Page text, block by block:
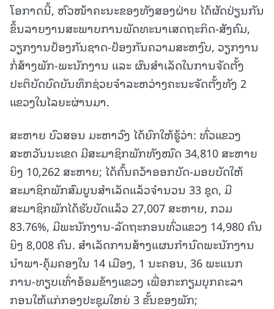
ໂອກາດນີ້, ຫົວໜ້າຄະນະຂອງທັງສອງຝ່າຍ ໄດ້ຜັດປ່ຽນກັນ
ຂຶ້ນລາຍງານສະພາບການພັດທະນາເສດຖະກິດ-ສັງຄົມ,
ວຽກງານປ້ອງກັນຊາດ-ປ້ອງກັນຄວາມສະຫງົບ, ວຽກງານ
ກໍ່ສ້າງພັກ-ພະນັກງານ ແລະ ຜົນສຳເລັດໃນການຈັດຕັ້ງ
ປະຕິບັດບົດບັນທຶກຊ່ວຍຈຳລະຫວ່າງຄະນະຈັດຕັ້ງທັງ 2
ແຂວງໃນໄລຍະຜ່ານມາ.
ສະຫາຍ ບົວສອນ ມະຫາວົງ ໄດ້ຍົກໃຫ້ຮູ້ວ່າ: ທົ່ວແຂວງ
ສະຫວັນນະເຂດ ມີສະມາຊິກພັກທັງໝົດ 34,810 ສະຫາຍ
ຍິງ 10,262 ສະຫາຍ; ໄດ້ຄົ້ນຄວ້າອອກບັດ-ມອບບັດໃຫ້
ສະມາຊິກພັກສົມບູນສໍາເລັດແລ້ວຈໍານວນ 33 ຊຸດ, ມີ
ສະມາຊິກພັກໄດ້ຮັບບັດແລ້ວ 27,007 ສະຫາຍ, ກວມ
83.76%, ມີພະນັກງານ-ລັດຖະກອນທົ່ວແຂວງ 14,980 ຄົນ
ຍິງ 8,008 ຄົນ. ສໍາເລັດການສ້າງແຜນກໍານົດພະນັກງານ
ນໍາພາ-ຄຸ້ມຄອງໃນ 14 ເມືອງ, 1 ນະຄອນ, 36 ພະແນກ
ການ-ທຽບເທົ່າອ້ອມຂ້າງແຂວງ ເພື່ອກະກຽມບຸກຄະລາ
ກອນໃຫ້ແກ່ກອງປະຊຸມໃຫຍ່ 3 ຂັ້ນຂອງພັກ;